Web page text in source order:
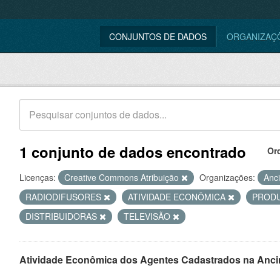
CONJUNTOS DE DADOS
1 conjunto de dados encontrado
Licenças: Creative Commons Atribuição Organizações:
RADIODIFUSORES
ATIVIDADE ECONÔMICA
DISTRIBUIDORAS
TELEVISÃO
Atividade Econômica dos Agentes Cadastrados na